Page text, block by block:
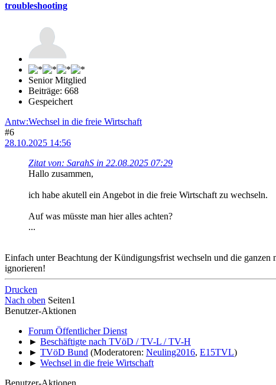
troubleshooting
Senior Mitglied
Beiträge: 668
Gespeichert
Antw:Wechsel in die freie Wirtschaft
#6
28.10.2025 14:56
Zitat von: SarahS in 22.08.2025 07:29
Hallo zusammen,
ich habe akutell ein Angebot in die freie Wirtschaft zu wechseln.
Auf was müsste man hier alles achten?
...
Einfach unter Beachtung der Kündigungsfrist wechseln und die
ignorieren!
Drucken
Nach oben Seiten1
Benutzer-Aktionen
Forum Öffentlicher Dienst
► Beschäftigte nach TVöD / TV-L / TV-H
► TVöD Bund (Moderatoren: Neuling2016, E15TVL)
► Wechsel in die freie Wirtschaft